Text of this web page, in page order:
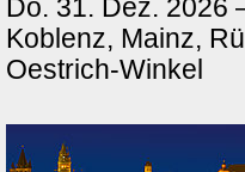
Do. 31. Dez. 2026
Koblenz, Mainz,
Oestrich-Winkel